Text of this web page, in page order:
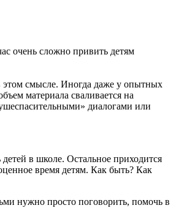
очень сложно привить детям
этом смысле. Иногда даже у опытных
материала сваливается на
диалогами или
в школе. Остальное приходится
время детям. Как быть? Как
нужно просто поговорить, помочь в